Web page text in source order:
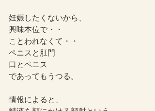
妊娠したくないから、
興味本位で・・
ことわれなくて・・
ペニスと肛門
口とペニス
であってもうつる。
情報によると、